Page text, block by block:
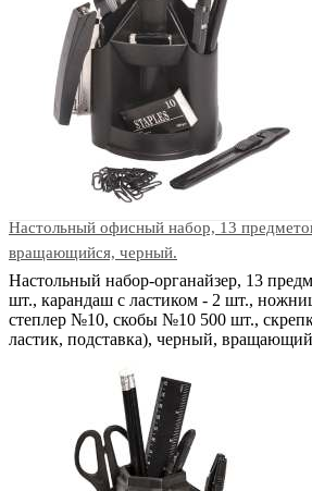
Настольный офисный набор, 13
вращающийся, черный.
Настольный набор-органайзер, 13
шт., карандаш с ластиком - 2 шт.,
степлер №10, скобы №10 500 шт.,
ластик, подставка), черный,